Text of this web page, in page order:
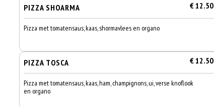
PIZZA SHOARMA € 12.50
Pizza met tomatensaus, kaas, shormavlees en organo
PIZZA TOSCA € 12.50
Pizza met tomatensaus, kaas, ham, champignons, ui, verse knoflook
en organo